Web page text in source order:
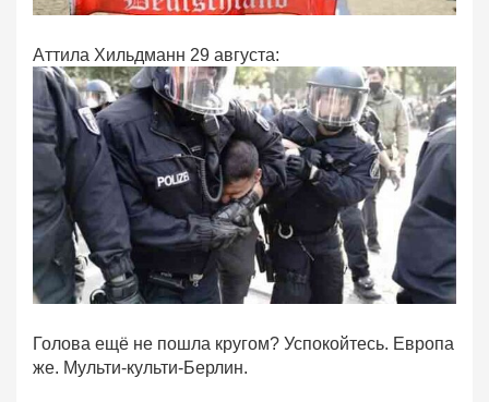
Аттила Хильдманн 29 августа:
Голова ещё не пошла кругом? Успокойтесь. Европа
же. Мульти-культи-Берлин.